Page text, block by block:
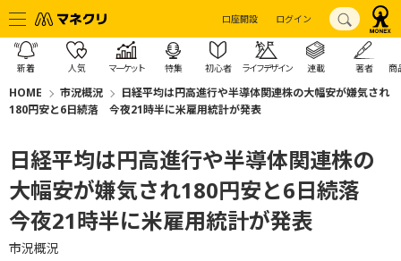
口座開設 ログイン
新着 人気 マーケット 特集 初心者 ライフデザイン 連載 著者 商
HOME 市況概況
日経平均は円高進行や半導体関連株の大幅安が嫌気され
180円安と6日続落 今夜21時半に米雇用統計が発表
日経平均は円高進行や半導体関連株の
大幅安が嫌気され180円安と6日続落
今夜21時半に米雇用統計が発表
市況概況